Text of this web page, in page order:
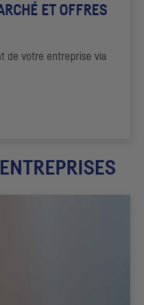
ET OFFRES
de votre entreprise via